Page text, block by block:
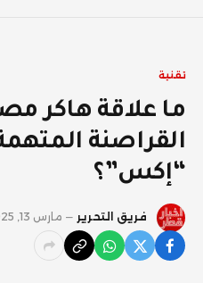
تقنية
ما علاقة هاكر
القراصنة
“إكس”؟
فريق التحرير مارس 13, 2025